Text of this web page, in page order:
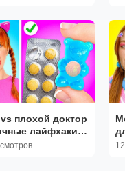
плохой доктор
лайфхаки |